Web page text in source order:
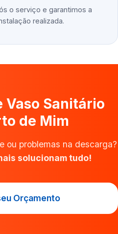
o serviço e garantimos a
realizada.
Vaso Sanitário
de Mim
ou problemas na descarga?
solucionam tudo!
Orçamento